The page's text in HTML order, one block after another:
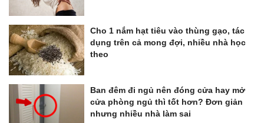
Cho 1 nắm hạt tiêu vào thùng gạo, tác
dụng trên cả mong đợi, nhiều nhà học
theo
Ban đêm đi ngủ nên đóng cửa hay mở
cửa phòng ngủ thì tốt hơn? Đơn giản
nhưng nhiều nhà làm sai